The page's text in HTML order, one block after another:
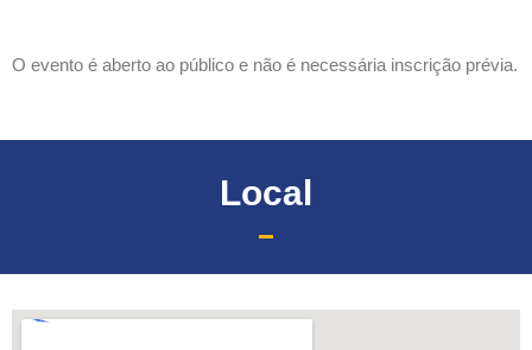
O evento é aberto ao público e não é necessária inscrição prévia.
Local